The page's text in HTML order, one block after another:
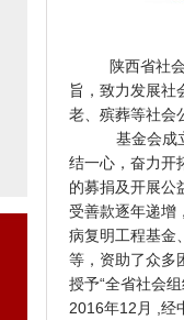
陕西省社
旨，致力发展社
老、殡葬等社会
基金会成
结一心，奋力开
的募捐及开展公
受善款逐年递增
病复明工程基金
等，资助了众多
授予“全省社会
2016年12月 ,经